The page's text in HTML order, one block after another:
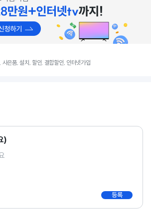
은품, 설치, 할인, 결합할인, 인터넷가입
)
등록